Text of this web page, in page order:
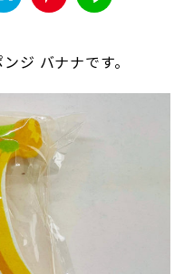
ジ バナナです。